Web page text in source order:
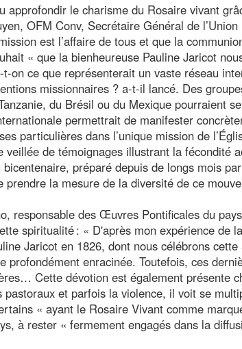
le charisme du Rosaire vivant
OFM Conv, Secrétaire Général de
est l’affaire de tous et que la
« que la bienheureuse Pauline Jaricot
on ce que représenterait un vaste réseau
missionnaires ? a-t-il lancé. Des
du Brésil ou du Mexique pourraient
permettrait de manifester
particulières dans l’unique mission de
veillée de témoignages illustrant la fécondité
préparé depuis de longs mois
la mesure de la diversité de ce
responsable des Œuvres Pontificales du
spiritualité : « D'après mon expérience de
Jaricot en 1826, dont nous célébrons cette
profondément enracinée. Toutefois, ces
Cette dévotion est également présente
et parfois la violence, il voit se
« ayant le Rosaire Vivant comme
à rester « fermement engagés dans la